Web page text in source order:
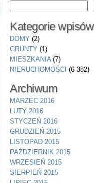
Kategorie wpisów
DOMY (2)
GRUNTY (1)
MIESZKANIA(7)
NIERUCHOMOŚCI (6 382)
Archiwum
MARZEC 2016
LUTY 2016
STYCZEŃ 2016
GRUDZIEŃ 2015
LISTOPAD 2015
PAŹDZIERNIK 2015
WRZESIEŃ 2015
SIERPIEŃ 2015